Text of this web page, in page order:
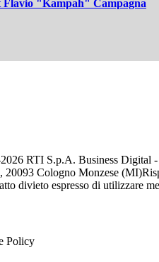
Flavio "Kampah" Campagna
2026 RTI S.p.A. Business Digital
20093 Cologno Monzese (MI)
divieto espresso di utilizzare
Policy